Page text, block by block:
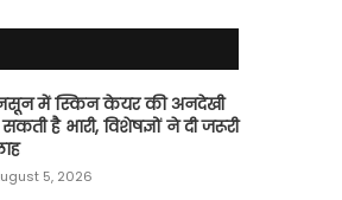
में स्किन केयर की अनदेखी
है भारी, विशेषज्ञों ने दी जरूरी
5, 2026